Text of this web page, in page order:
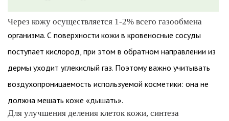
Через кожу осуществляется 1-2% всего газообмена
организма. С поверхности кожи в кровеносные сосуды
поступает кислород, при этом в обратном направлении из
дермы уходит углекислый газ. Поэтому важно учитывать
воздухопроницаемость используемой косметики: она не
должна мешать коже «дышать».
Для улучшения деления клеток кожи, синтеза